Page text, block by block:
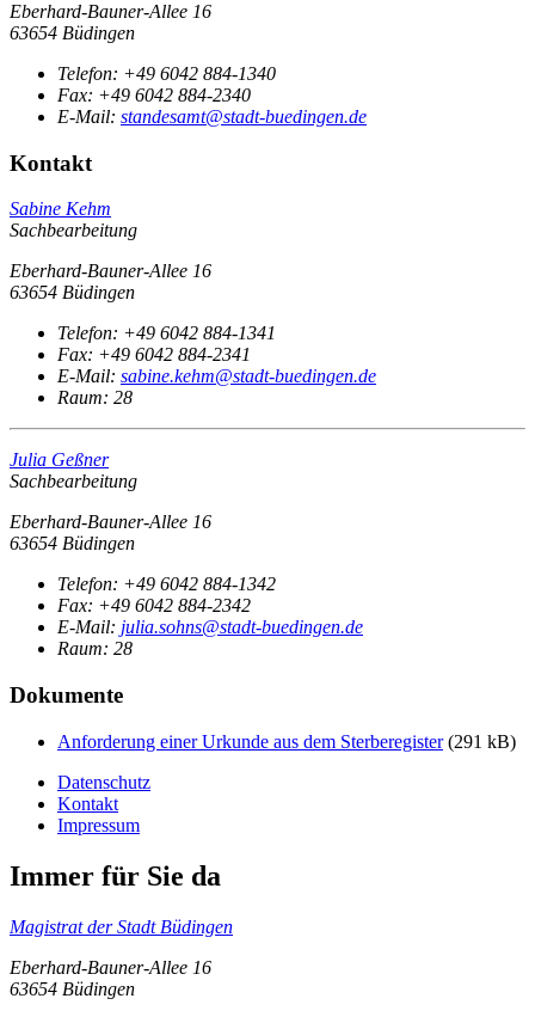
Eberhard-Bauner-Allee 16
63654 Büdingen
Telefon: +49 6042 884-1340
Fax: +49 6042 884-2340
E-Mail: standesamt@stadt-buedingen.de
Kontakt
Sabine Kehm
Sachbearbeitung
Eberhard-Bauner-Allee 16
63654 Büdingen
Telefon: +49 6042 884-1341
Fax: +49 6042 884-2341
E-Mail: sabine.kehm@stadt-buedingen.de
Raum: 28
Julia Geßner
Sachbearbeitung
Eberhard-Bauner-Allee 16
63654 Büdingen
Telefon: +49 6042 884-1342
Fax: +49 6042 884-2342
E-Mail: julia.sohns@stadt-buedingen.de
Raum: 28
Dokumente
Anforderung einer Urkunde aus dem Sterberegister(291 kB)
Datenschutz
Kontakt
Impressum
Immer für Sie da
Magistrat der Stadt Büdingen
Eberhard-Bauner-Allee 16
63654 Büdingen